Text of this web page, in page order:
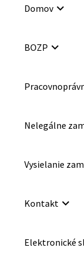
Domovkeyboard_arrow_down
BOZP keyboard_arrow_down
Nelegálne
Vysielanie
Kontakt keyboard_arrow_down
Elektronické